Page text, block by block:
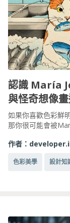
認識 María
與怪奇想像
如果你喜歡色彩鮮
那你很可能會被
作者：
色彩美學 設計知